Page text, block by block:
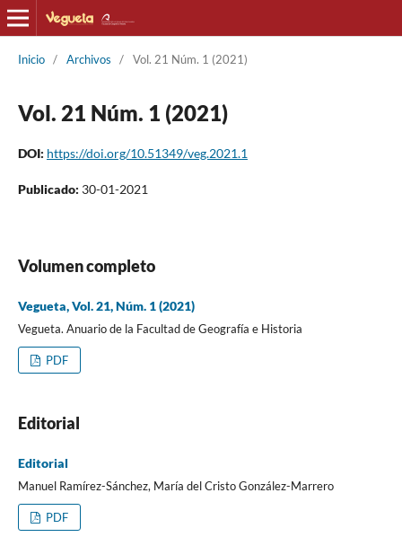
Inicio / Archivos / Vol. 21 Núm. 1 (2021)
Vol. 21 Núm. 1 (2021)
DOI: https://doi.org/10.51349/veg.2021.1
Publicado: 30-01-2021
Volumen completo
Vegueta, Vol. 21, Núm. 1 (2021)
Vegueta. Anuario de la Facultad de Geografía e Historia
PDF
Editorial
Editorial
Manuel Ramírez-Sánchez, María del Cristo González-Marrero
PDF